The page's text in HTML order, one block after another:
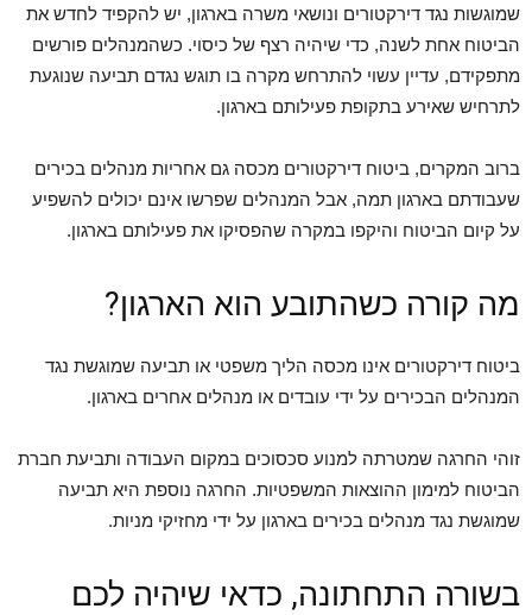
שמוגשות נגד דירקטורים ונושאי משרה בארגון, יש להקפיד לחדש את
הביטוח אחת לשנה, כדי שיהיה רצף של כיסוי. כשהמנהלים פורשים
מתפקידם, עדיין עשוי להתרחש מקרה בו תוגש נגדם תביעה שנוגעת
לתרחיש שאירע בתקופת פעילותם בארגון.
ברוב המקרים, ביטוח דירקטורים מכסה גם אחריות מנהלים בכירים
שעבודתם בארגון תמה, אבל המנהלים שפרשו אינם יכולים להשפיע
על קיום הביטוח והיקפו במקרה שהפסיקו את פעילותם בארגון.
מה קורה כשהתובע הוא הארגון?
ביטוח דירקטורים אינו מכסה הליך משפטי או תביעה שמוגשת נגד
המנהלים הבכירים על ידי עובדים או מנהלים אחרים בארגון.
זוהי החרגה שמטרתה למנוע סכסוכים במקום העבודה ותביעת חברת
הביטוח למימון ההוצאות המשפטיות. החרגה נוספת היא תביעה
שמוגשת נגד מנהלים בכירים בארגון על ידי מחזיקי מניות.
בשורה התחתונה, כדאי שיהיה לכם